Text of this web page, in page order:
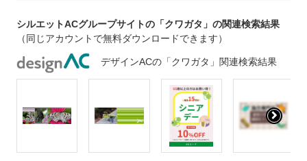
シルエットACグループサイトの「クワガタ」の関連検索結果
（同じアカウントで無料ダウンロードできます）
デザインACの「クワガタ」関連検索結果